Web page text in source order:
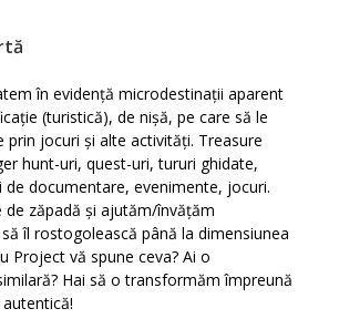
în evidență microdestinații aparent
(turistică), de nișă, pe care să le
prin jocuri și alte activități. Treasure
hunt-uri, quest-uri, tururi ghidate,
documentare, evenimente, jocuri.
de zăpadă și ajutăm/învățăm
îl rostogolească până la dimensiunea
Project vă spune ceva? Ai o
Hai să o transformăm împreună